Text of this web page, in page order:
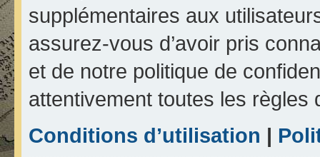
supplémentaires aux
assurez-vous d’avoir pris
et de notre politique de
attentivement toutes les règles
Conditions d’utilisation |